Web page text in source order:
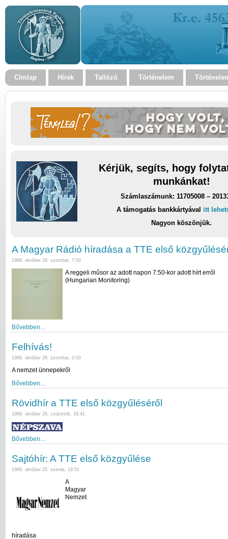
Címlap Hírek Tallózó Történelem
Kérjük, segíts, hogy
munkánkat!
Számlaszámunk: 11705008 –
A támogatás bankkártyával itt
Nagyon köszönjük.
A Magyar Rádió híradása a TTE első
1989. október 28. szombat, 7:50
A reggeli műsor az adott napon 7:50-kor adott hírt erről
(Hungarian Monitoring)
Bővebben...
Felhívás!
1989. október 28. szombat, 0:00
A nemzet ünnepekről
Bővebben...
Rövidhír a TTE első közgyűléséről
1989. október 26. csütörtök, 16:41
Bővebben...
Sajtóhír: A TTE első közgyűlése
1989. október 25. szerda, 19:51
A
Magyar
Nemzet
híradása